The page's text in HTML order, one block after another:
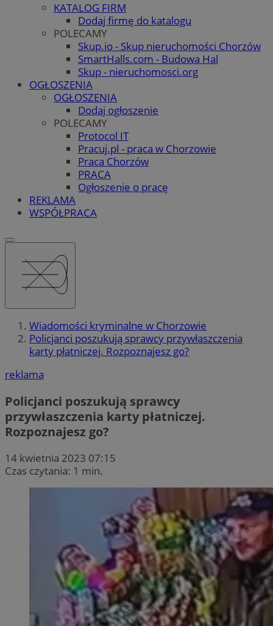
KATALOG FIRM
Dodaj firmę do katalogu
POLECAMY
Skup.io - Skup nieruchomości Chorzów
SmartHalls.com - Budowa Hal
Skup - nieruchomosci.org
OGŁOSZENIA
OGŁOSZENIA
Dodaj ogłoszenie
POLECAMY
Protocol IT
Pracuj.pl - praca w Chorzowie
Praca Chorzów
PRACA
Ogłoszenie o pracę
REKLAMA
WSPÓŁPRACA
Wiadomości kryminalne w Chorzowie
Policjanci poszukują sprawcy przywłaszczenia
karty płatniczej. Rozpoznajesz go?
reklama
Policjanci poszukują sprawcy
przywłaszczenia karty płatniczej.
Rozpoznajesz go?
14 kwietnia 2023 07:15
Czas czytania: 1 min.